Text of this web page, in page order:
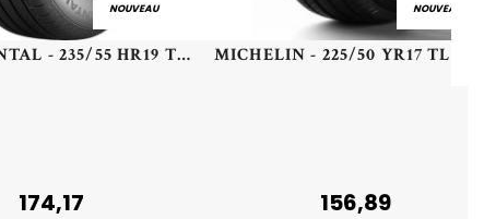
NOUVEAU
CONTINENTAL - 235/55 HR19 TL 105H CO CROSS CONTACT RX XL - 2355519 - BCB
174,17
NOUVEAU
156,89